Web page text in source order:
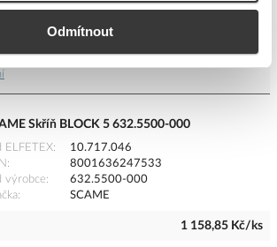
Odmítnout
Skříň BLOCK 5 632.5500-000
ELFETEX
10.717.046
8001636247533
výrobce
632.5500-000
SCAME
1 158,85 Kč/ks